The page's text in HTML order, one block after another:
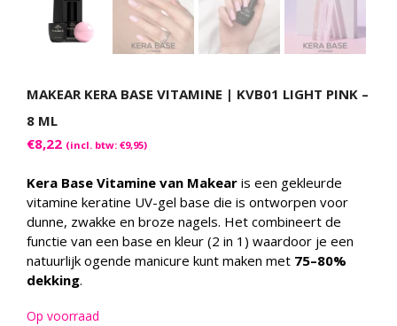
MAKEAR KERA BASE VITAMINE | KVB01 LIGHT PINK –
8 ML
€8,22 (incl. btw: €9,95)
Kera Base Vitamine van Makear is een gekleurde
vitamine keratine UV-gel base die is ontworpen voor
dunne, zwakke en broze nagels. Het combineert de
functie van een base en kleur (2 in 1) waardoor je een
natuurlijk ogende manicure kunt maken met 75–80%
dekking.
Op voorraad